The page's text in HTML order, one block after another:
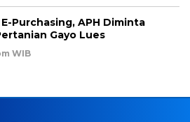
Purchasing, APH Diminta
Gayo Lues
WIB